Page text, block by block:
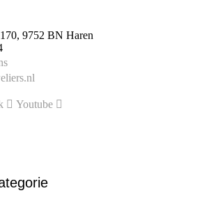
9752 BN Haren
Youtube